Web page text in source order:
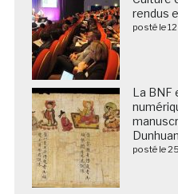
rendus
posté le
La BNF
posté le